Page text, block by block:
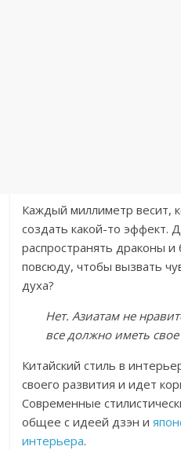
Каждый миллиметр весит,
создать какой-то эффект.
распространять драконы и
повсюду, чтобы вызвать
духа?
Нет. Азиатам не
все должно иметь свое
Китайский стиль в
своего развития и идет
Современные
общее с идеей дзэн и
интерьера.